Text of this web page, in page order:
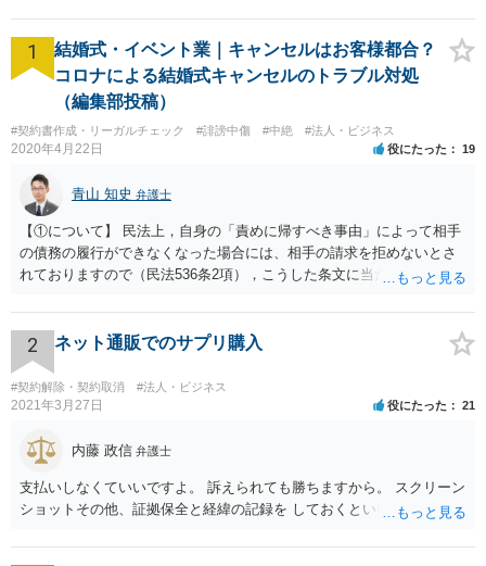
1
結婚式・イベント業｜キャンセルはお客様都合？
コロナによる結婚式キャンセルのトラブル対処
（編集部投稿）
#契約書作成・リーガルチェック #誹謗中傷 #中絶 #法人・ビジネス
2020年4月22日 役にたった 19
青山 知史 弁護士
【①について】 民法上，自身の「責めに帰すべき事由」によって相手
の債務の履行ができなくなった場合には、相手の請求を拒めないとさ
れておりますので（民法536条2項），こうした条文に当たるかが問題
現在の各宣言や要請は，強制力のあるものではなく，震災等で対象施
設が滅失してしまった場合と異なり，挙式等自体が物理的に不可能に
なったとまではいえないかと思われます。こうした中で，顧客の判断
でキャンセルを申し出たとすれば，形式的には顧客側に帰責性があっ
たといえる可能性は考えられます。 一方で，実質的に考えた場合，集
婚式場等の施設についても，解釈によっては集会に供する施設の1つと
して，休止要請の対象と考える余地はあるかと思われます。 こうした
解釈を採った場合，強制力はないまでも，事実上挙式等の実施が困難
となる外部的要因があったとして，顧客の「責めに帰すべき事由」が
2 ネット通販でのサプリ購入
#契約解除・契約取消 #法人・ビジネス
2021年3月27日 役にたった 21
内藤 政信 弁護士
支払いしなくていいですよ。 訴えられても勝ちますから。 スクリーン
ショットその他、証拠保全と経緯の記録を しておくといいでしょう。